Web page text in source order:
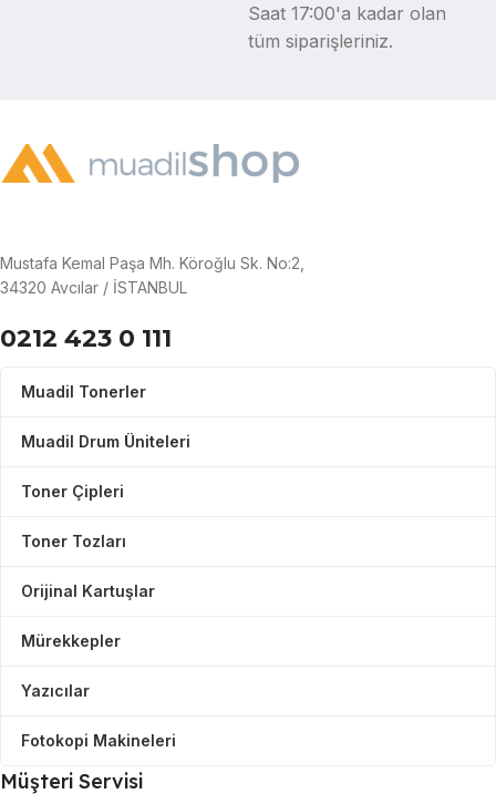
Saat 17:00'a kadar olan
tüm siparişleriniz.
Mustafa Kemal Paşa Mh. Köroğlu Sk. No:2,
34320 Avcılar / İSTANBUL
0212 423 0 111
Muadil Tonerler
Muadil Drum Üniteleri
Toner Çipleri
Toner Tozları
Orijinal Kartuşlar
Mürekkepler
Yazıcılar
Fotokopi Makineleri
Müşteri Servisi